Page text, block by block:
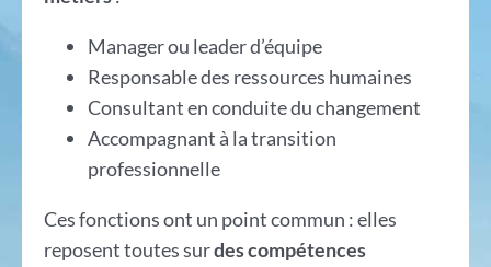
Manager ou leader d’équipe
Responsable des ressources humaines
Consultant en conduite du changement
Accompagnant à la transition
professionnelle
Ces fonctions ont un point commun : elles
reposent toutes surdes compétences